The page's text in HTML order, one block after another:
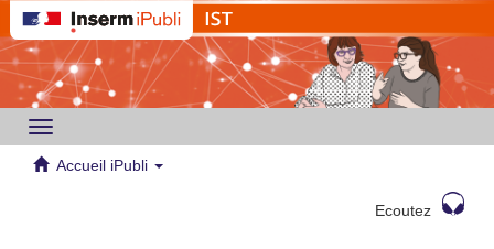
Toggle
navigation
Accueil iPubli
Ecoutez